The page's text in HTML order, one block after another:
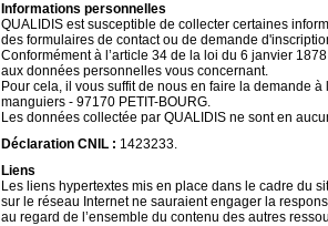
Informations personnelles
QUALIDIS est susceptible de collecter certaines
des formulaires de contact ou de demande
Conformément à l’article 34 de la loi du 6 janvier
aux données personnelles vous concernant.
Pour cela, il vous suffit de nous en faire la demande
manguiers - 97170 PETIT-BOURG.
Les données collectée par QUALIDIS ne sont en
Déclaration CNIL : 1423233.
Liens
Les liens hypertextes mis en place dans le cadre du
sur le réseau Internet ne sauraient engager la
au regard de l’ensemble du contenu des autres